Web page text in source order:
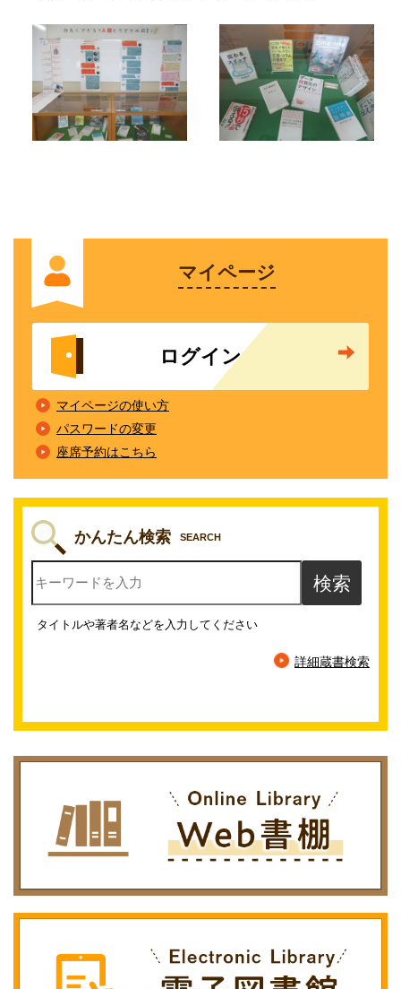
マイページ
ログイン
マイページの使い方
パスワードの変更
座席予約はこちら
かんたん検索 SEARCH
タイトルや著者名などを入力してください
詳細蔵書検索